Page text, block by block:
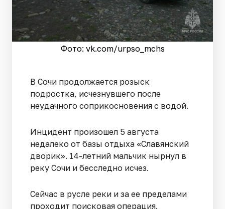
Фото: vk.com/urpso_mchs
В Сочи продолжается розыск
подростка, исчезнувшего после
неудачного соприкосновения с водой.
Инцидент произошел 5 августа
недалеко от базы отдыха «Славянский
дворик». 14-летний мальчик нырнул в
реку Сочи и бесследно исчез.
Сейчас в русле реки и за ее пределами
проходит поисковая операция.